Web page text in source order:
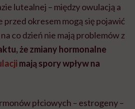
lutealnej – między owulacją a
przed okresem mogą się pojawić
co dzień nie mają problemów z
że zmiany hormonalne
mają spory wpływ na
płciowych – estrogeny –